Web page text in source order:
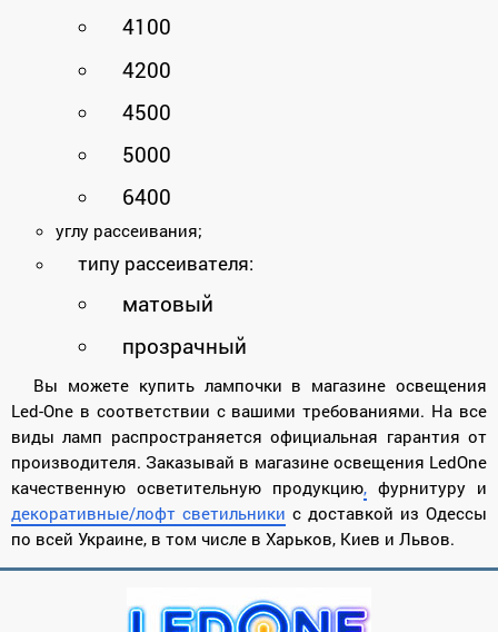
4100
4200
4500
5000
6400
углу рассеивания;
типу рассеивателя:
матовый
прозрачный
Вы можете купить лампочки в магазине освещения
Led-One в соответствии с вашими требованиями. На все
виды ламп распространяется официальная гарантия от
производителя. Заказывай в магазине освещения LedOne
качественную осветительную продукцию, фурнитуру и
декоративные/лофт светильники с доставкой из Одессы
по всей Украине, в том числе в Харьков, Киев и Львов.